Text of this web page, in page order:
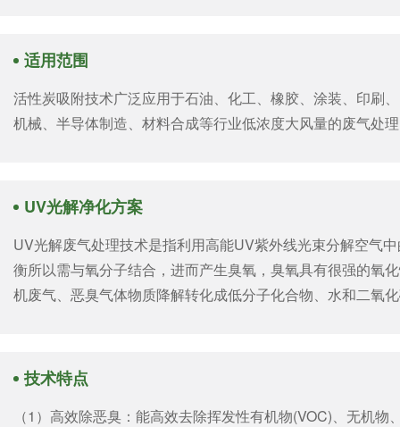
适用范围
活性炭吸附技术广泛应用于石油、化工、橡胶、涂装、印刷
机械、半导体制造、材料合成等行业低浓度大风量的废气处
UV光解净化方案
UV光解废气处理技术是指利用高能UV紫外线光束分解空气
衡所以需与氧分子结合，进而产生臭氧，臭氧具有很强的氧
机废气、恶臭气体物质降解转化成低分子化合物、水和二氧
技术特点
（1）高效除恶臭：能高效去除挥发性有机物(VOC)、无机